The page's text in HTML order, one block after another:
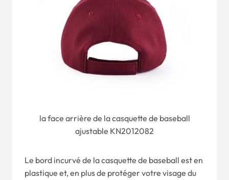
la face arrière de la casquette de baseball
ajustable KN2012082
Le bord incurvé de la casquette de baseball est en
plastique et, en plus de protéger votre visage du